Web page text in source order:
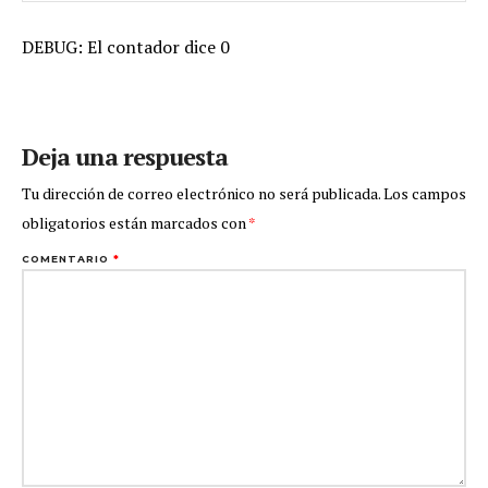
DEBUG: El contador dice 0
Deja una respuesta
Tu dirección de correo electrónico no será publicada.Los campos
obligatorios están marcados con*
COMENTARIO *